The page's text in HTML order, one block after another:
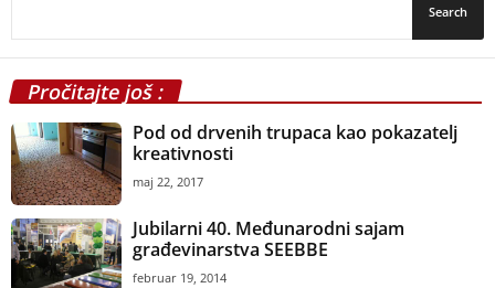
Pročitajte još :
Pod od drvenih trupaca kao pokazatelj
kreativnosti
maj 22, 2017
Jubilarni 40. Međunarodni sajam
građevinarstva SEEBBE
februar 19, 2014